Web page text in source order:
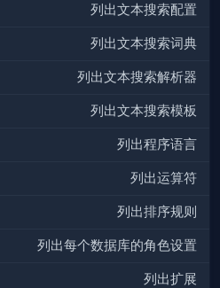
列出文本搜索配置
列出文本搜索词典
列出文本搜索解析器
列出文本搜索模板
列出程序语言
列出运算符
列出排序规则
列出每个数据库的角色设置
列出扩展